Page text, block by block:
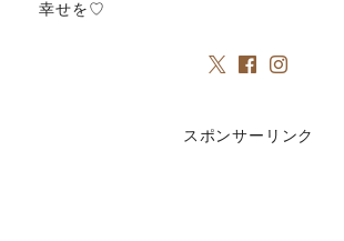
幸せを♡
スポンサーリンク